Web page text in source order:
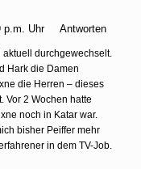
p.m. Uhr
Antworten
durchgewechselt.
Hark die Damen
die Herren – dieses
Vor 2 Wochen hatte
noch in Katar war.
bisher Peiffer mehr
in dem TV-Job.